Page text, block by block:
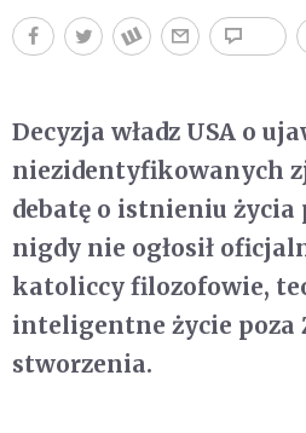
Decyzja władz USA o
niezidentyfikowanych
debatę o istnieniu życia
nigdy nie ogłosił
katoliccy filozofowie,
inteligentne życie poza
stworzenia.